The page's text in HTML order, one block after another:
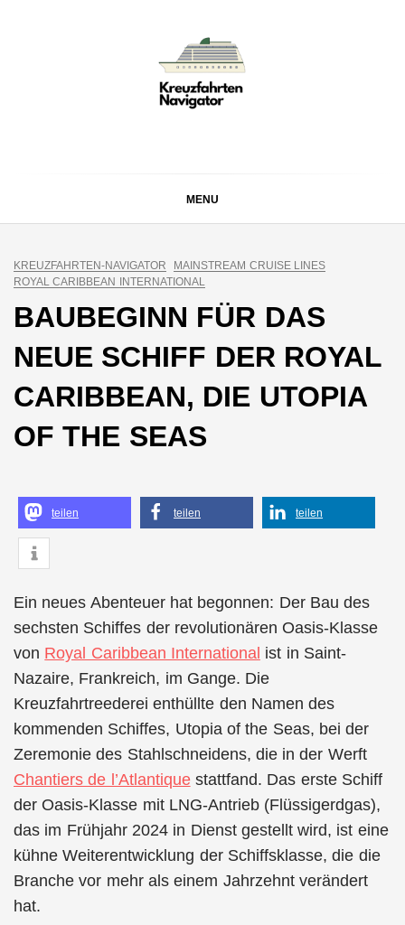
MENU
KREUZFAHRTEN-NAVIGATOR
MAINSTREAM CRUISE LINES
ROYAL CARIBBEAN INTERNATIONAL
BAUBEGINN FÜR DAS
NEUE SCHIFF DER ROYAL
CARIBBEAN, DIE UTOPIA
OF THE SEAS
teilen teilen teilen
Ein neues Abenteuer hat begonnen: Der Bau des
sechsten Schiffes der revolutionären Oasis-Klasse
von Royal Caribbean International ist in Saint-
Nazaire, Frankreich, im Gange. Die
Kreuzfahrtreederei enthüllte den Namen des
kommenden Schiffes, Utopia of the Seas, bei der
Zeremonie des Stahlschneidens, die in der Werft
Chantiers de l’Atlantiquestattfand. Das erste Schiff
der Oasis-Klasse mit LNG-Antrieb (Flüssigerdgas),
das im Frühjahr 2024 in Dienst gestellt wird, ist eine
kühne Weiterentwicklung der Schiffsklasse, die die
Branche vor mehr als einem Jahrzehnt verändert
hat.